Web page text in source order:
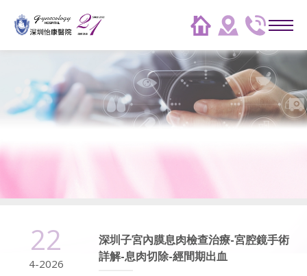
22
4-2026
深圳子宮內膜息肉檢查治療-宮腔鏡手術
詳解-息肉切除-經間期出血